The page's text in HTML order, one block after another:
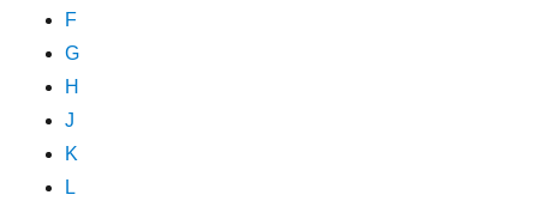
F
G
H
J
K
L